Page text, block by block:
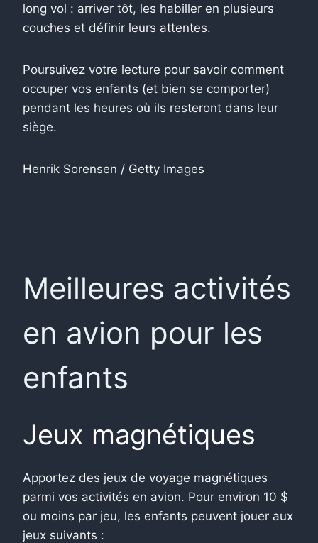
long vol : arriver tôt, les habiller en plusieurs
couches et définir leurs attentes.
Poursuivez votre lecture pour savoir comment
occuper vos enfants (et bien se comporter)
pendant les heures où ils resteront dans leur
siège.
Henrik Sorensen / Getty Images
Meilleures activités
en avion pour les
enfants
Jeux magnétiques
Apportez des jeux de voyage magnétiques
parmi vos activités en avion. Pour environ 10 $
ou moins par jeu, les enfants peuvent jouer aux
jeux suivants :